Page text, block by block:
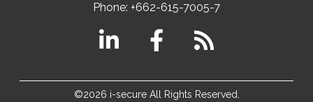
Phone: +662-615-7005-7
©2026 i-secure All Rights Reserved.